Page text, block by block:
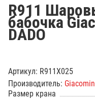
R911
бабочка
DADO
Артикул: R911X025
Производитель:
Размер крана